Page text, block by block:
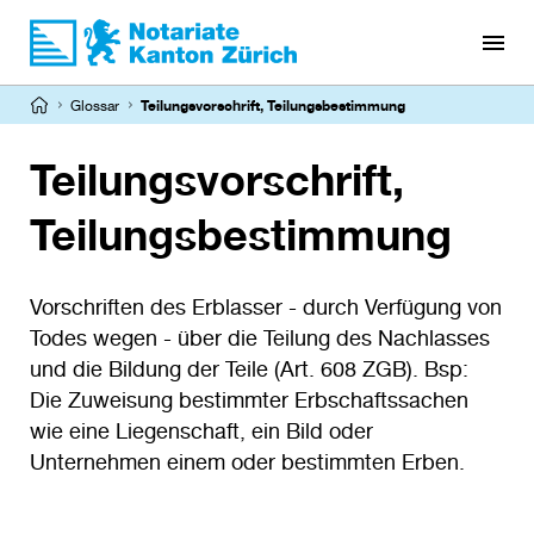
Direkt
zum
Pfadnavigation
Glossar Teilungsvorschrift, Teilungsbestimmung
Teilungsvorschrift,
Teilungsbestimmung
Vorschriften des Erblasser - durch Verfügung von
Todes wegen - über die Teilung des Nachlasses
und die Bildung der Teile (Art. 608 ZGB). Bsp:
Die Zuweisung bestimmter Erbschaftssachen
wie eine Liegenschaft, ein Bild oder
Unternehmen einem oder bestimmten Erben.